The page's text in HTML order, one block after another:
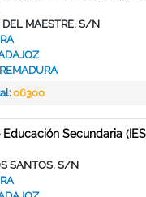
DEL MAESTRE, S/N
06300
Secundaria
SANTOS, S/N